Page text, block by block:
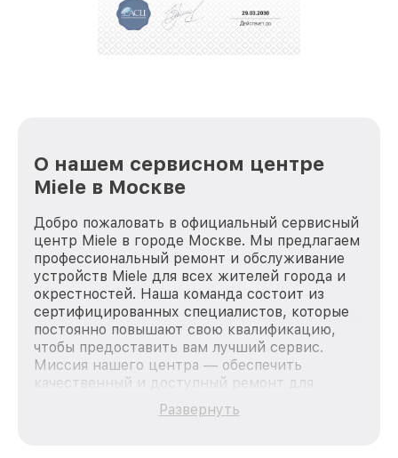
О нашем сервисном центре
Miele в Москве
Добро пожаловать в официальный сервисный
центр Miele в городе Москве. Мы предлагаем
профессиональный ремонт и обслуживание
устройств Miele для всех жителей города и
окрестностей. Наша команда состоит из
сертифицированных специалистов, которые
постоянно повышают свою квалификацию,
чтобы предоставить вам лучший сервис.
Миссия нашего центра — обеспечить
качественный и доступный ремонт для
каждого пользователя продукции Miele, вне
зависимости от сложности поломки. Мы
Развернуть